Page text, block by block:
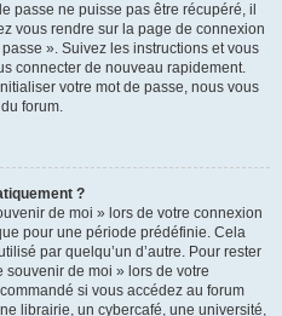
passe ne puisse pas être récupéré, il
vous rendre sur la page de connexion
». Suivez les instructions et vous
connecter de nouveau rapidement.
votre mot de passe, nous vous
forum.
?
de moi » lors de votre connexion
pour une période prédéfinie. Cela
par quelqu’un d’autre. Pour rester
de moi » lors de votre
si vous accédez au forum
librairie, un cybercafé, une université,